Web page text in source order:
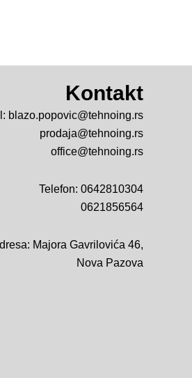
Kontakt
blazo.popovic@tehnoing.rs
prodaja@tehnoing.rs
office@tehnoing.rs
Telefon: 0642810304
0621856564
Majora Gavrilovića 46,
Nova Pazova